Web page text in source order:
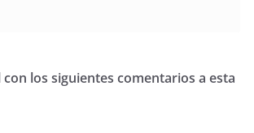
con los siguientes comentarios a esta